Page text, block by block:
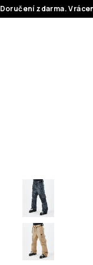
Doručení zdarma.